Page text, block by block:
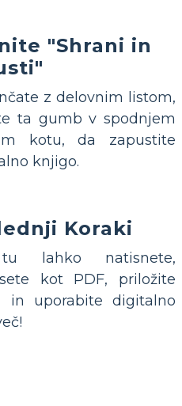
"Shrani in
z delovnim listom,
ta gumb v spodnjem
kotu, da zapustite
knjigo.
Koraki
lahko natisnete,
kot PDF, priložite
in uporabite digitalno